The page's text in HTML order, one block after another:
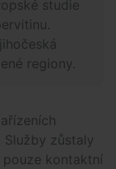
studie
regiony.
zůstaly
kontaktní